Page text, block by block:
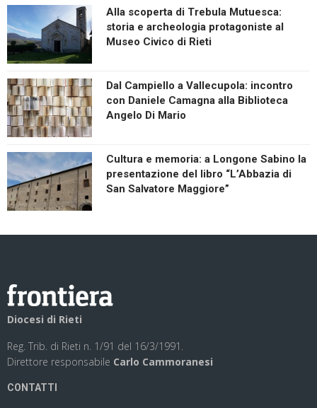
Alla scoperta di Trebula Mutuesca:
storia e archeologia protagoniste al
Museo Civico di Rieti
Dal Campiello a Vallecupola: incontro
con Daniele Camagna alla Biblioteca
Angelo Di Mario
Cultura e memoria: a Longone Sabino la
presentazione del libro “L’Abbazia di
San Salvatore Maggiore”
Diocesi di Rieti
Reg. Trib. di Rieti n. 1/91 del 16/3/1991.
Direttore responsabile Carlo Cammoranesi
CONTATTI